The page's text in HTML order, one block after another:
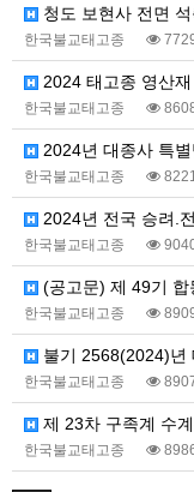
청도 보현사 전면
한국불교태고종
2024 태고종 영산재
한국불교태고종
2024년 대종사 특
한국불교태고종
2024년 전국 승려.
한국불교태고종
(공고문) 제 49기 합
한국불교태고종
불기 2568(2024)년
한국불교태고종
제 23차 구족계 수
한국불교태고종